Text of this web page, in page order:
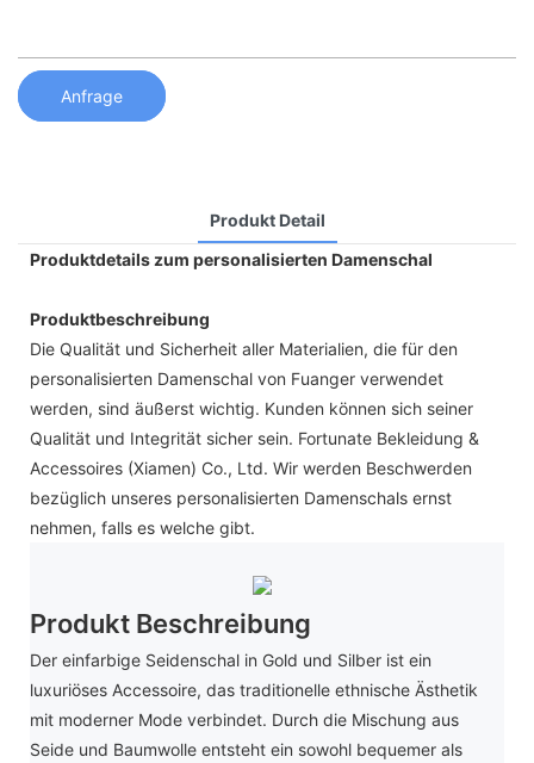
Anfrage
Produkt Detail
Produktdetails zum personalisierten Damenschal
Produktbeschreibung
Die Qualität und Sicherheit aller Materialien, die für den
personalisierten Damenschal von Fuanger verwendet
werden, sind äußerst wichtig. Kunden können sich seiner
Qualität und Integrität sicher sein. Fortunate Bekleidung &
Accessoires (Xiamen) Co., Ltd. Wir werden Beschwerden
bezüglich unseres personalisierten Damenschals ernst
nehmen, falls es welche gibt.
Produkt Beschreibung
Der einfarbige Seidenschal in Gold und Silber ist ein
luxuriöses Accessoire, das traditionelle ethnische Ästhetik
mit moderner Mode verbindet. Durch die Mischung aus
Seide und Baumwolle entsteht ein sowohl bequemer als